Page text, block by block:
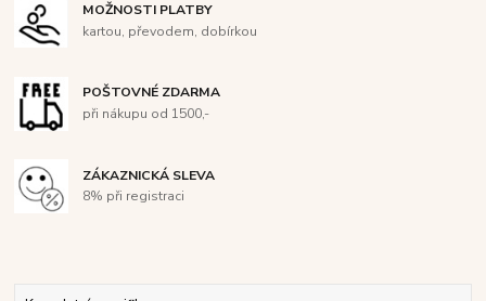
MOŽNOSTI PLATBY
kartou, převodem, dobírkou
POŠTOVNÉ ZDARMA
při nákupu od 1500,-
ZÁKAZNICKÁ SLEVA
8% při registraci